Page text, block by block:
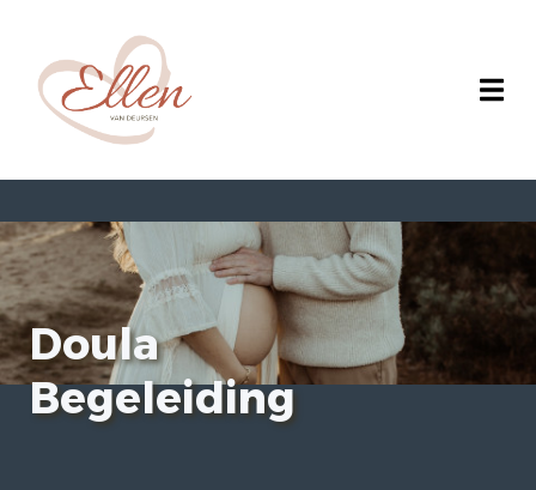
Doula
Begeleiding